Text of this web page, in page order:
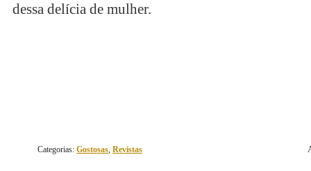
dessa delícia de mulher.
Categorias: Gostosas, Revistas